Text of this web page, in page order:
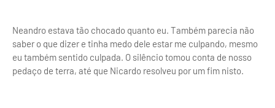
Neandro estava tão chocado quanto eu. Também parecia não
saber o que dizer e tinha medo dele estar me culpando, mesmo
eu também sentido culpada. O silêncio tomou conta de nosso
pedaço de terra, até que Nicardo resolveu por um fim nisto.